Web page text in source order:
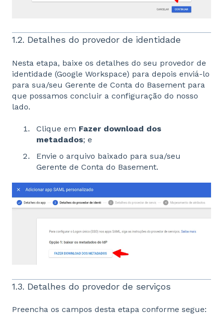
1.2. Detalhes do provedor de identidade
Nesta etapa, baixe os detalhes do seu provedor de
identidade (Google Workspace) para depois enviá-lo
para sua/seu Gerente de Conta do Basement para
que possamos concluir a configuração do nosso
lado.
Clique em Fazer download dos
metadados; e
Envie o arquivo baixado para sua/seu
Gerente de Conta do Basement.
1.3. Detalhes do provedor de serviços
Preencha os campos desta etapa conforme segue: